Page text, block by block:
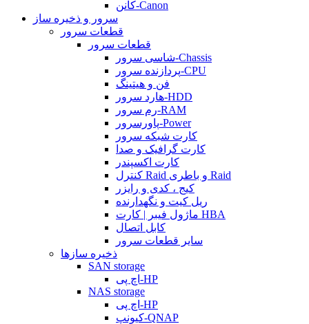
کانن-Canon
سرور و ذخیره ساز
قطعات سرور
قطعات سرور
شاسی سرور-Chassis
پردازنده سرور-CPU
فن و هیتینگ
هارد سرور-HDD
رم سرور-RAM
پاورسرور-Power
کارت شبکه سرور
کارت گرافیک و صدا
کارت اکسپندر
کنترل Raid و باطری Raid
کیج ، کدی و رایزر
ریل کیت و نگهدارنده
ماژول فیبر | کارت HBA
کابل اتصال
سایر قطعات سرور
ذخیره سازها
SAN storage
اچ پی-HP
NAS storage
اچ پی-HP
کیونپ-QNAP